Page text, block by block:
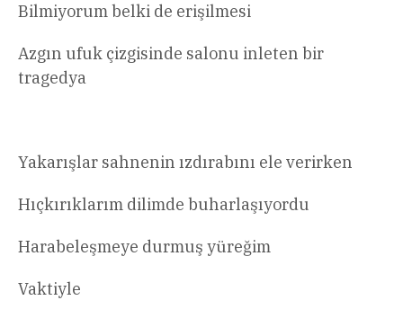
Bilmiyorum belki de erişilmesi
Azgın ufuk çizgisinde salonu inleten bir
tragedya
Yakarışlar sahnenin ızdırabını ele verirken
Hıçkırıklarım dilimde buharlaşıyordu
Harabeleşmeye durmuş yüreğim
Vaktiyle